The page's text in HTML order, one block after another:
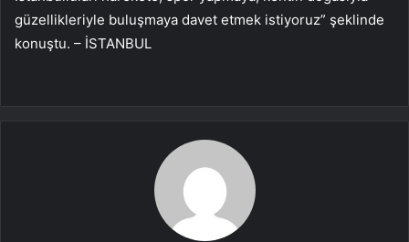
güzellikleriyle buluşmaya davet etmek istiyoruz” şeklinde
konuştu. – İSTANBUL